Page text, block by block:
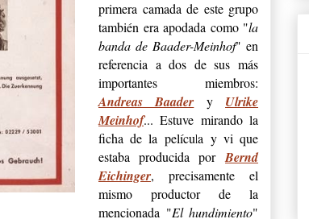
primera camada de este grupo
también era apodada como "la
banda de Baader-Meinhof" en
referencia a dos de sus más
importantes miembros:
Andreas Baader y Ulrike
Meinhof... Estuve mirando la
ficha de la película y vi que
estaba producida por Bernd
Eichinger, precisamente el
mismo productor de la
mencionada "El hundimiento"